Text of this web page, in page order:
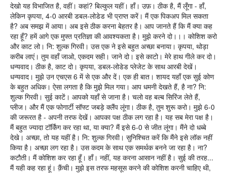
देखो यह विभाजित है, वहीं। कहां? बिल्कुल यहीं। हाँ। उफ़। ठीक है, मैं लूँगा - हाँ,
लेकिन कृपया, 4-0 आरबी डबल-लोडेड भी प्राप्त करें। मैं एक पिकअप मिल सकता
है? अब समझ में आया। अब इसे ठीक करना बेहतर है। आप जानते हैं कि मैं क्या कह
रहा हूँ? हमें आगे एक मुफ्त प्रतिज्ञा की आवश्यकता है। मुझे करने दो।।। कोशिश करो
और काट लो। नि: शुल्क गिरवी। उस एक ने इसे बहुत अच्छा बनाया। कृपया, थोड़ा
करीब लाएं। तुम वहाँ जाओ, एकदम सही। जाने दो। इसे काटो। मेरे हाथ गीले कर दो।
धन्यवाद। ठीक है, काट दो। कृपया, डबल-लोडेड प्लेजेट के साथ आरबी देखें।
धन्यवाद। मुझे उन एचएस 6 में से एक और दें। एक ही बात। शायद यहाँ एक सुई कोण
के बहुत अधिक। ऐसा लगता है कि मुझे मिल गया। आप धमनी देखते हैं, है ना? नि:
शुल्क गिरवी। सुई काटें। आपको यहाँ से जाना है। चलो वह बल्ब सिरिंज लेते हैं,
प्लीज। और मैं एक फोगार्टी सॉफ्ट जबड़े क्लैंप लूंगा। ठीक है, तुम शुरू करो। मुझे 6-0
की जरूरत है - अपनी तरफ देखें। आपका पक्ष ठीक लग रहा है। यह सब मेरा पक्ष है।
मैं बहुत ज्यादा टॉर्किंग कर रहा था, या क्या? मैं इसे 6-0 से जीत लूंगा। मैंने दो धब्बे
देखे। अच्छा, तो यह यहीं है। नि: शुल्क गिरवी। सुनिश्चित करें कि मैंने इसे लॉक नहीं
किया है। अच्छा लग रहा है। उस कदम के साथ एक समर्थक बनने जा रहा है। ना?
कटौती। मैं कोशिश कर रहा हूँ। हाँ। नहीं, यह करना आसान नहीं है। सुई की तरह...
मैं यही कह रहा हूं। क़ैंची। मुझे इस तरफ महसूस करने की कोशिश करनी चाहिए थी,